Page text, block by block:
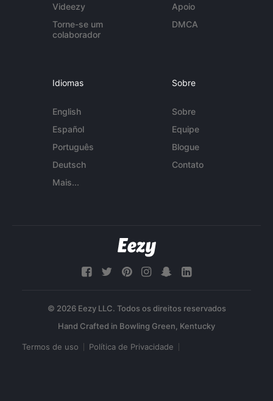
Videezy
Torne-se um
colaborador
Apoio
DMCA
Idiomas
English
Español
Português
Deutsch
Mais...
Sobre
Sobre
Equipe
Blogue
Contato
© 2026 Eezy LLC. Todos os direitos reservados
Termos de uso Política de Privacidade